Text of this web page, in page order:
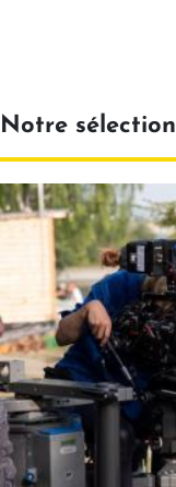
Notre sélection